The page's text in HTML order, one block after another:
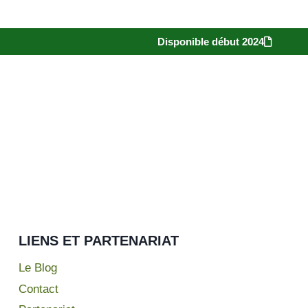
Disponible début 2024
LIENS ET PARTENARIAT
Le Blog
Contact